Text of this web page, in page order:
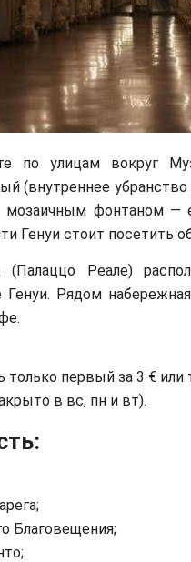
по улицам вокруг
(внутреннее
мозаичным фонтаном —
Генуи стоит посетить
(Палаццо Реале)
Генуи. Рядом
только первый за 3 € или
в вс, пн и вт).
Благовещения;